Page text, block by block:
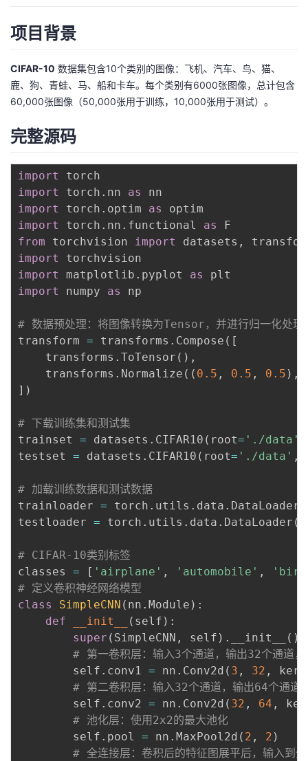
项目背景
CIFAR-10 数据集包含10个类别的图像：飞机、汽车、鸟、猫、
鹿、狗、青蛙、马、船和卡车。每个类别有6000张图像，总计包含
60,000张图像（50,000张用于训练，10,000张用于测试）。
完整源码
import
import
torch . nn as
import
torch . optim as
import
torch . nn . functional as
from torchvision import datasets ,
import
import
matplotlib . pyplot as
import
numpy as np
# 数据预处理：将图像转换为Tensor，并进行归一化处理
transform = transforms . Compose ( [
    transforms
. ToTensor ( ) ,
    transforms
. Normalize ( ( 0.5 , 0.5 , 0.5 ) ,
] )
# 下载训练集和测试集
trainset = datasets . CIFAR10 ( root= './data'
testset = datasets . CIFAR10 ( root= './data' ,
# 加载训练数据和测试数据
trainloader = torch . utils . data . DataLoader
testloader = torch . utils . data . DataLoader (
# CIFAR-10类别标签
classes = [ 'airplane' , 'automobile' ,
# 定义卷积神经网络模型
class
SimpleCNN ( nn . Module ) :
def
__init__ ( self ) :
super ( SimpleCNN , self ) . __init__ ( )
# 第一卷积层：输入3个通道，输出32个通道
        self
. conv1 = nn . Conv2d ( 3 , 32 ,
# 第二卷积层：输入32个通道，输出64个通道
        self
. conv2 = nn . Conv2d ( 32 , 64 ,
# 池化层：使用2x2的最大池化
        self
. pool = nn . MaxPool2d ( 2 , 2 )
# 全连接层：卷积后的特征图展平后，输入到